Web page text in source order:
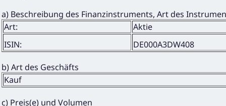
a) Beschreibung des Finanzinstruments, Art des
Art:
Aktie
ISIN:
DE000A3DW408
b) Art des Geschäfts
Kauf
c) Preis(e) und Volumen